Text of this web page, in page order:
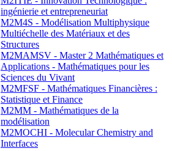
ingénierie et entrepreneuriat
M2M4S - Modélisation Multiphysique
Multiéchelle des Matériaux et des
Structures
M2MAMSV - Master 2 Mathématiques et
Applications - Mathématiques pour les
Sciences du Vivant
M2MFSF - Mathématiques Financières :
Statistique et Finance
M2MM - Mathématiques de la
modélisation
M2MOCHI - Molecular Chemistry and
Interfaces